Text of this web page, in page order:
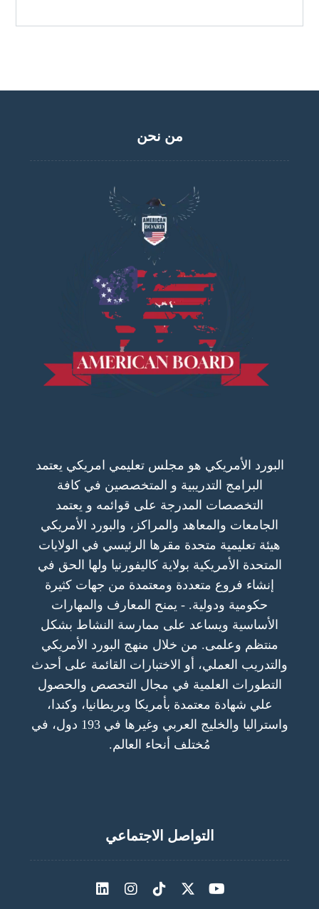
من نحن
البورد الأمريكي هو مجلس تعليمي امريكي يعتمد
البرامج التدريبية و المتخصصين في كافة
التخصصات المدرجة على قوائمه و يعتمد
الجامعات والمعاهد والمراكز، والبورد الأمريكي
هيئة تعليمية متحدة مقرها الرئيسي في الولايات
المتحدة الأمريكية بولاية كاليفورنيا ولها الحق في
إنشاء فروع متعددة ومعتمدة من جهات كثيرة
حكومية ودولية. - يمنح المعارف والمهارات
الأساسية ويساعد على ممارسة النشاط بشكل
منتظم وعلمى. من خلال منهج البورد الأمريكي
والتدريب العملي، أو الاختبارات القائمة على أحدث
التطورات العلمية في مجال التحصص والحصول
علي شهادة معتمدة بأمريكا وبريطانيا، وكندا،
واستراليا والخليج العربي وغيرها في 193 دول، في
مُختلف أنحاء العالم.
التواصل الاجتماعي